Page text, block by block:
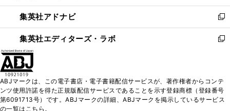
開
く
ウ
で
開
く
ン
ド
ウ
で
ウ
ィ
ン
ド
く
集英社アドナビ
新
し
い
ド
ウ
で
集英社エディターズ・ラボ
新
ィ
ン
ド
ABJマークは、この電子書店・電子書籍配信サービスが、著作権者からコンテ
ンツ使用許諾を得た正規版配信サービスであることを示す登録商標（登録番号
第6091713号）です。ABJマークの詳細、ABJマークを掲示しているサービス
の一覧はこちら。